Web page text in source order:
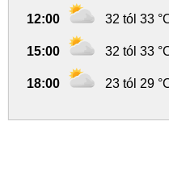
12:00 32 tól 33
15:00 32 tól 33
18:00 23 tól 29